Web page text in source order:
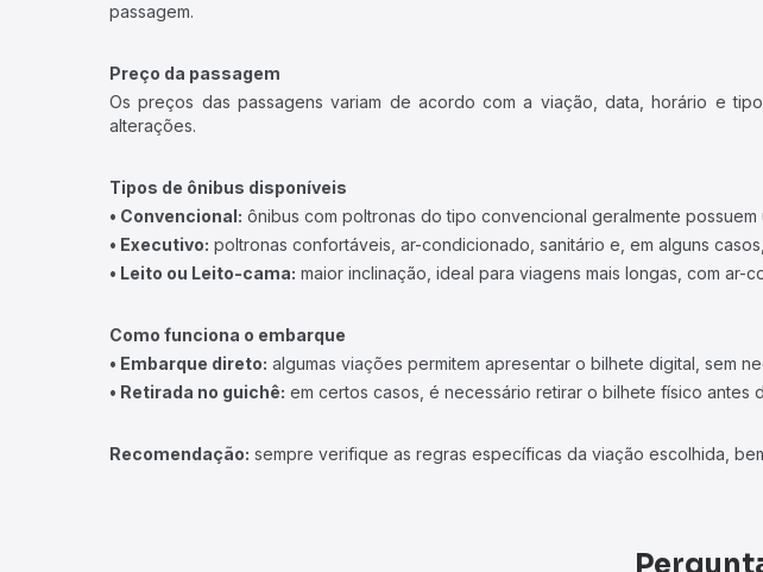
passagem.
Preço da passagem
Os preços das passagens variam de acordo com a viação, data, horário e
alterações.
Tipos de ônibus disponíveis
• Convencional: ônibus com poltronas do tipo convencional geralmente possuem
• Executivo: poltronas confortáveis, ar-condicionado, sanitário e, em alguns
• Leito ou Leito-cama: maior inclinação, ideal para viagens mais longas, com ar-
Como funciona o embarque
• Embarque direto: algumas viações permitem apresentar o bilhete digital, sem
• Retirada no guichê: em certos casos, é necessário retirar o bilhete físico antes
Recomendação: sempre verifique as regras específicas da viação escolhida,